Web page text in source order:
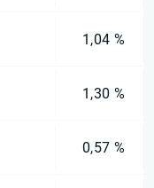
1,04 %
1,30 %
0,57 %